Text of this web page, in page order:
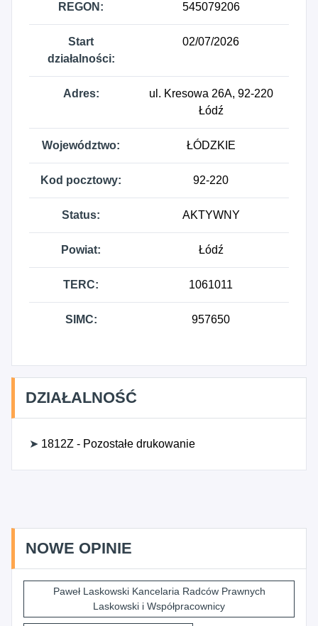
REGON: 545079206
Start
działalności:
02/07/2026
Adres:
ul. Kresowa 26A, 92-220
Łódź
Województwo: ŁÓDZKIE
Kod pocztowy: 92-220
Status: AKTYWNY
Powiat: Łódź
TERC: 1061011
SIMC: 957650
DZIAŁALNOŚĆ
➤ 1812Z - Pozostałe drukowanie
NOWE OPINIE
Paweł Laskowski Kancelaria Radców Prawnych
Laskowski i Współpracownicy